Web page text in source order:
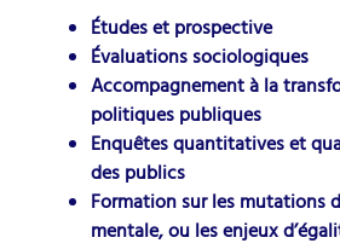
Études et prospective
Évaluations sociologiques
Accompagnement à la
politiques publiques
Enquêtes quantitatives et
des publics
Formation sur les mutations
mentale, ou les enjeux